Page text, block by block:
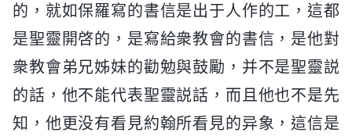
的，就如保羅寫的書信是出于人作的工，這都
是聖靈開啓的，是寫給衆教會的書信，是他對
衆教會弟兄姊妹的勸勉與鼓勵，并不是聖靈説
的話，他不能代表聖靈説話，而且他也不是先
知，他更没有看見約翰所看見的异象，這信是